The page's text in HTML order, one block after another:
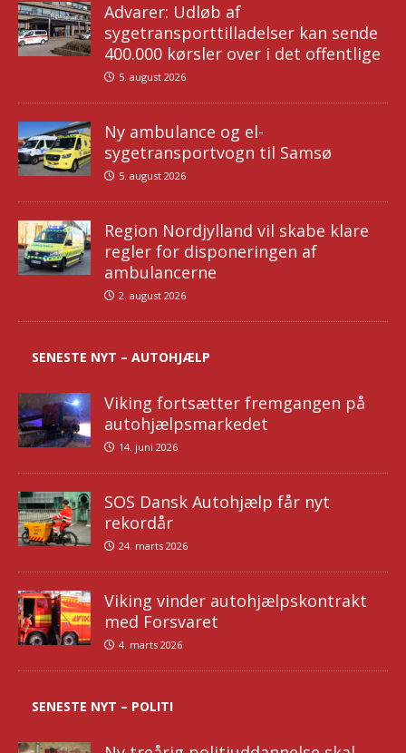
Advarer: Udløb af
sygetransporttilladelser kan sende
400.000 kørsler over i det offentlige
5. august 2026
Ny ambulance og el-
sygetransportvogn til Samsø
5. august 2026
Region Nordjylland vil skabe klare
regler for disponeringen af
ambulancerne
2. august 2026
SENESTE NYT – AUTOHJÆLP
Viking fortsætter fremgangen på
autohjælpsmarkedet
14. juni 2026
SOS Dansk Autohjælp får nyt
rekordår
24. marts 2026
Viking vinder autohjælpskontrakt
med Forsvaret
4. marts 2026
SENESTE NYT – POLITI